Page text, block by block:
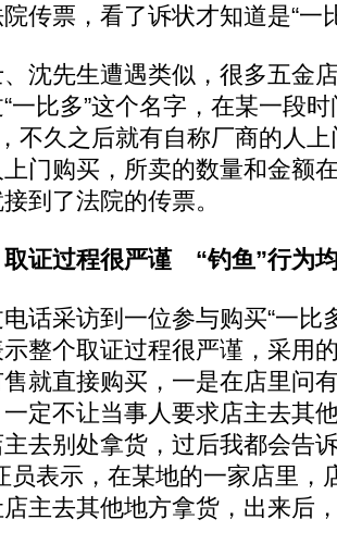
传票，看了诉状才知道是“一
先生遭遇类似，很多五金
一比多”这个名字，在某一段
不久之后就有自称厂商的人
门购买，所卖的数量和金额
到了法院的传票。
取证过程很严谨 “钓鱼”行为
采访到一位参与购买“一比
整个取证过程很严谨，采用
就直接购买，一是在店里问
定不让当事人要求店主去其
去别处拿货，过后我都会告
员表示，在某地的一家店里，
主去其他地方拿货，出来后